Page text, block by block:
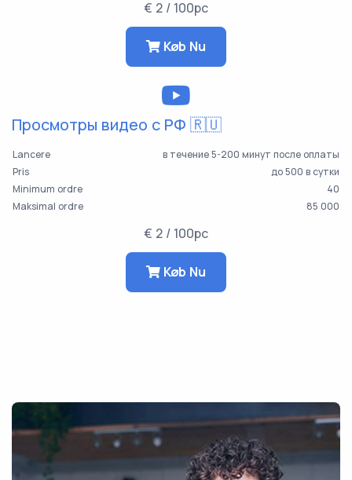
€ 2 / 100pc
Køb Nu
Просмотры видео с РФ 🇷🇺
Lancere
в течение 5-200 минут после оплаты
Pris
до 500 в сутки
Minimum ordre
40
Maksimal ordre
85 000
€ 2 / 100pc
Køb Nu